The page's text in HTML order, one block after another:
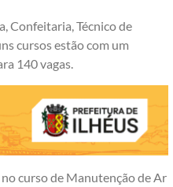
Confeitaria, Técnico de
cursos estão com um
140 vagas.
curso de Manutenção de Ar